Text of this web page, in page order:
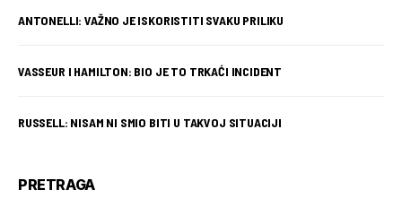
ANTONELLI: VAŽNO JE ISKORISTITI SVAKU PRILIKU
VASSEUR I HAMILTON: BIO JE TO TRKAĆI INCIDENT
RUSSELL: NISAM NI SMIO BITI U TAKVOJ SITUACIJI
PRETRAGA